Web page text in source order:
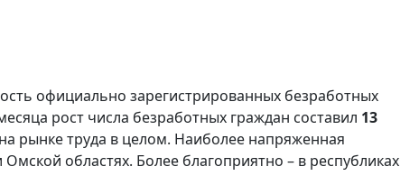
официально зарегистрированных безработных
рост числа безработных граждан составил 13
рынке труда в целом. Наиболее напряженная
областях. Более благоприятно – в республиках